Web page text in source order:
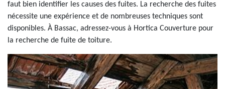
faut bien identifier les causes des fuites. La recherche des fuites
nécessite une expérience et de nombreuses techniques sont
disponibles. À Bassac, adressez-vous à Hortica Couverture pour
la recherche de fuite de toiture.